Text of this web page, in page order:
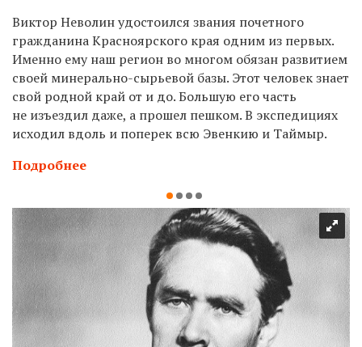
Виктор Неволин удостоился звания почетного
гражданина Красноярского края одним из первых.
Именно ему наш регион во многом обязан развитием
своей минерально-сырьевой базы. Этот человек знает
свой родной край от и до. Большую его часть
не изъездил даже, а прошел пешком. В экспедициях
исходил вдоль и поперек всю Эвенкию и Таймыр.
Подробнее